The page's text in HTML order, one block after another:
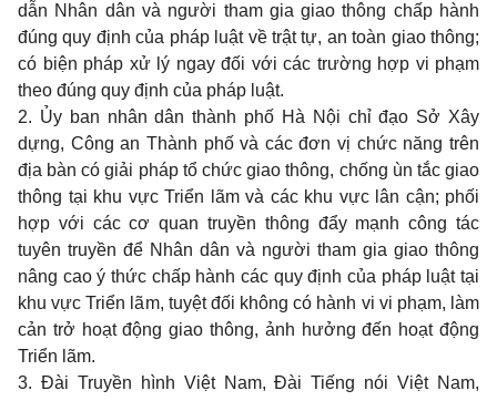
dẫn Nhân dân và người tham gia giao thông chấp hành
đúng quy định của pháp luật về trật tự, an toàn giao thông;
có biện pháp xử lý ngay đối với các trường hợp vi phạm
theo đúng quy định của pháp luật.
2. Ủy ban nhân dân thành phố Hà Nội chỉ đạo Sở Xây
dựng, Công an Thành phố và các đơn vị chức năng trên
địa bàn có giải pháp tổ chức giao thông, chống ùn tắc giao
thông tại khu vực Triển lãm và các khu vực lân cận; phối
hợp với các cơ quan truyền thông đẩy mạnh công tác
tuyên truyền để Nhân dân và người tham gia giao thông
nâng cao ý thức chấp hành các quy định của pháp luật tại
khu vực Triển lãm, tuyệt đối không có hành vi vi phạm, làm
cản trở hoạt động giao thông, ảnh hưởng đến hoạt động
Triển lãm.
3. Đài Truyền hình Việt Nam, Đài Tiếng nói Việt Nam,